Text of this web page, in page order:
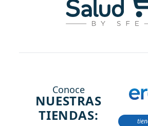
Conoce
NUESTRAS
TIENDAS: